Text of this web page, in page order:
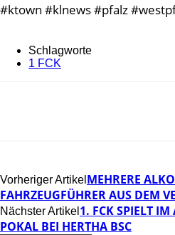
#ktown #klnews #pfalz
Schlagworte
1 FCK
Vorheriger Artikel MEHRERE
FAHRZEUGFÜHRER AUS DEM
Nächster Artikel 1. FCK SPIELT IM
POKAL BEI HERTHA BSC